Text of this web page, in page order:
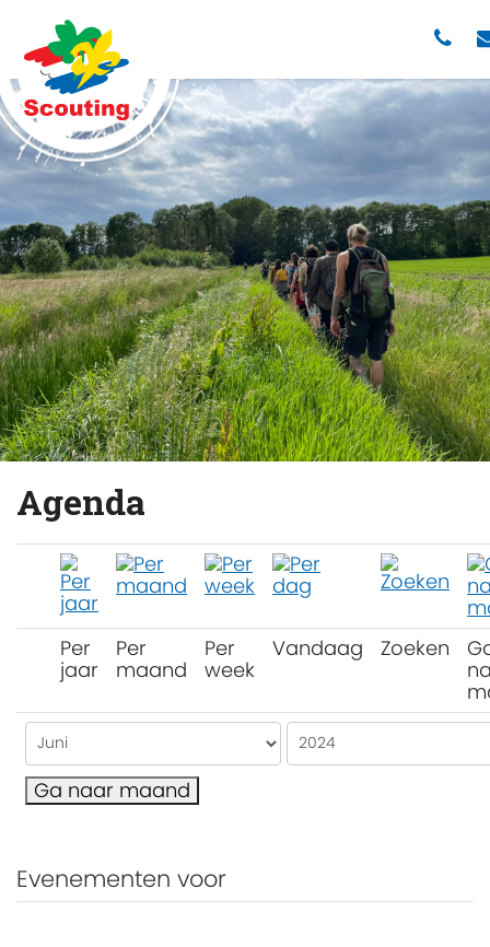
Agenda
Per
jaar
Per
maand
Per
week
Vandaag Zoeken
Ga naar maand
Evenementen voor